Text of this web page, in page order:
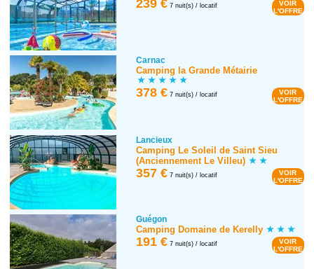
239 € 7 nuit(s) / locatif
VOIR
L'OFFRE
Carnac
Camping la Grande Métairie
378 € 7 nuit(s) / locatif
VOIR
L'OFFRE
Lancieux
Camping Le Soleil de Saint Sieu
(Anciennement Le Villeu)
357 € 7 nuit(s) / locatif
VOIR
L'OFFRE
Guégon
Camping Domaine de Kerelly
191 € 7 nuit(s) / locatif
VOIR
L'OFFRE